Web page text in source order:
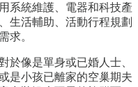
系統維護、電器和科技產
生活輔助、活動行程規劃
求。
於像是單身或已婚人士、
是小孩已離家的空巢期夫